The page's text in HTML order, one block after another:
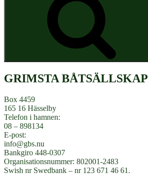
GRIMSTA BÅTSÄLLSKAP
Box 4459
165 16 Hässelby
Telefon i hamnen:
08 – 898134
E-post:
info@gbs.nu
Bankgiro 448-0307
Organisationsnummer: 802001-2483
Swish nr Swedbank – nr 123 671 46 61.